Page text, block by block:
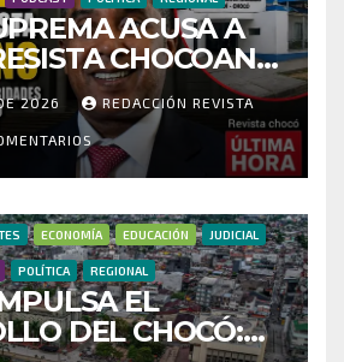
ACUSA A
CHOCOANO
EN
CONTRATO DEL
DE ACANDÍ
2026 REDACCIÓN REVISTA
ECONOMÍA EDUCACIÓN JUDICIAL
POLÍTICA REGIONAL
EL
DEL CHOCÓ: